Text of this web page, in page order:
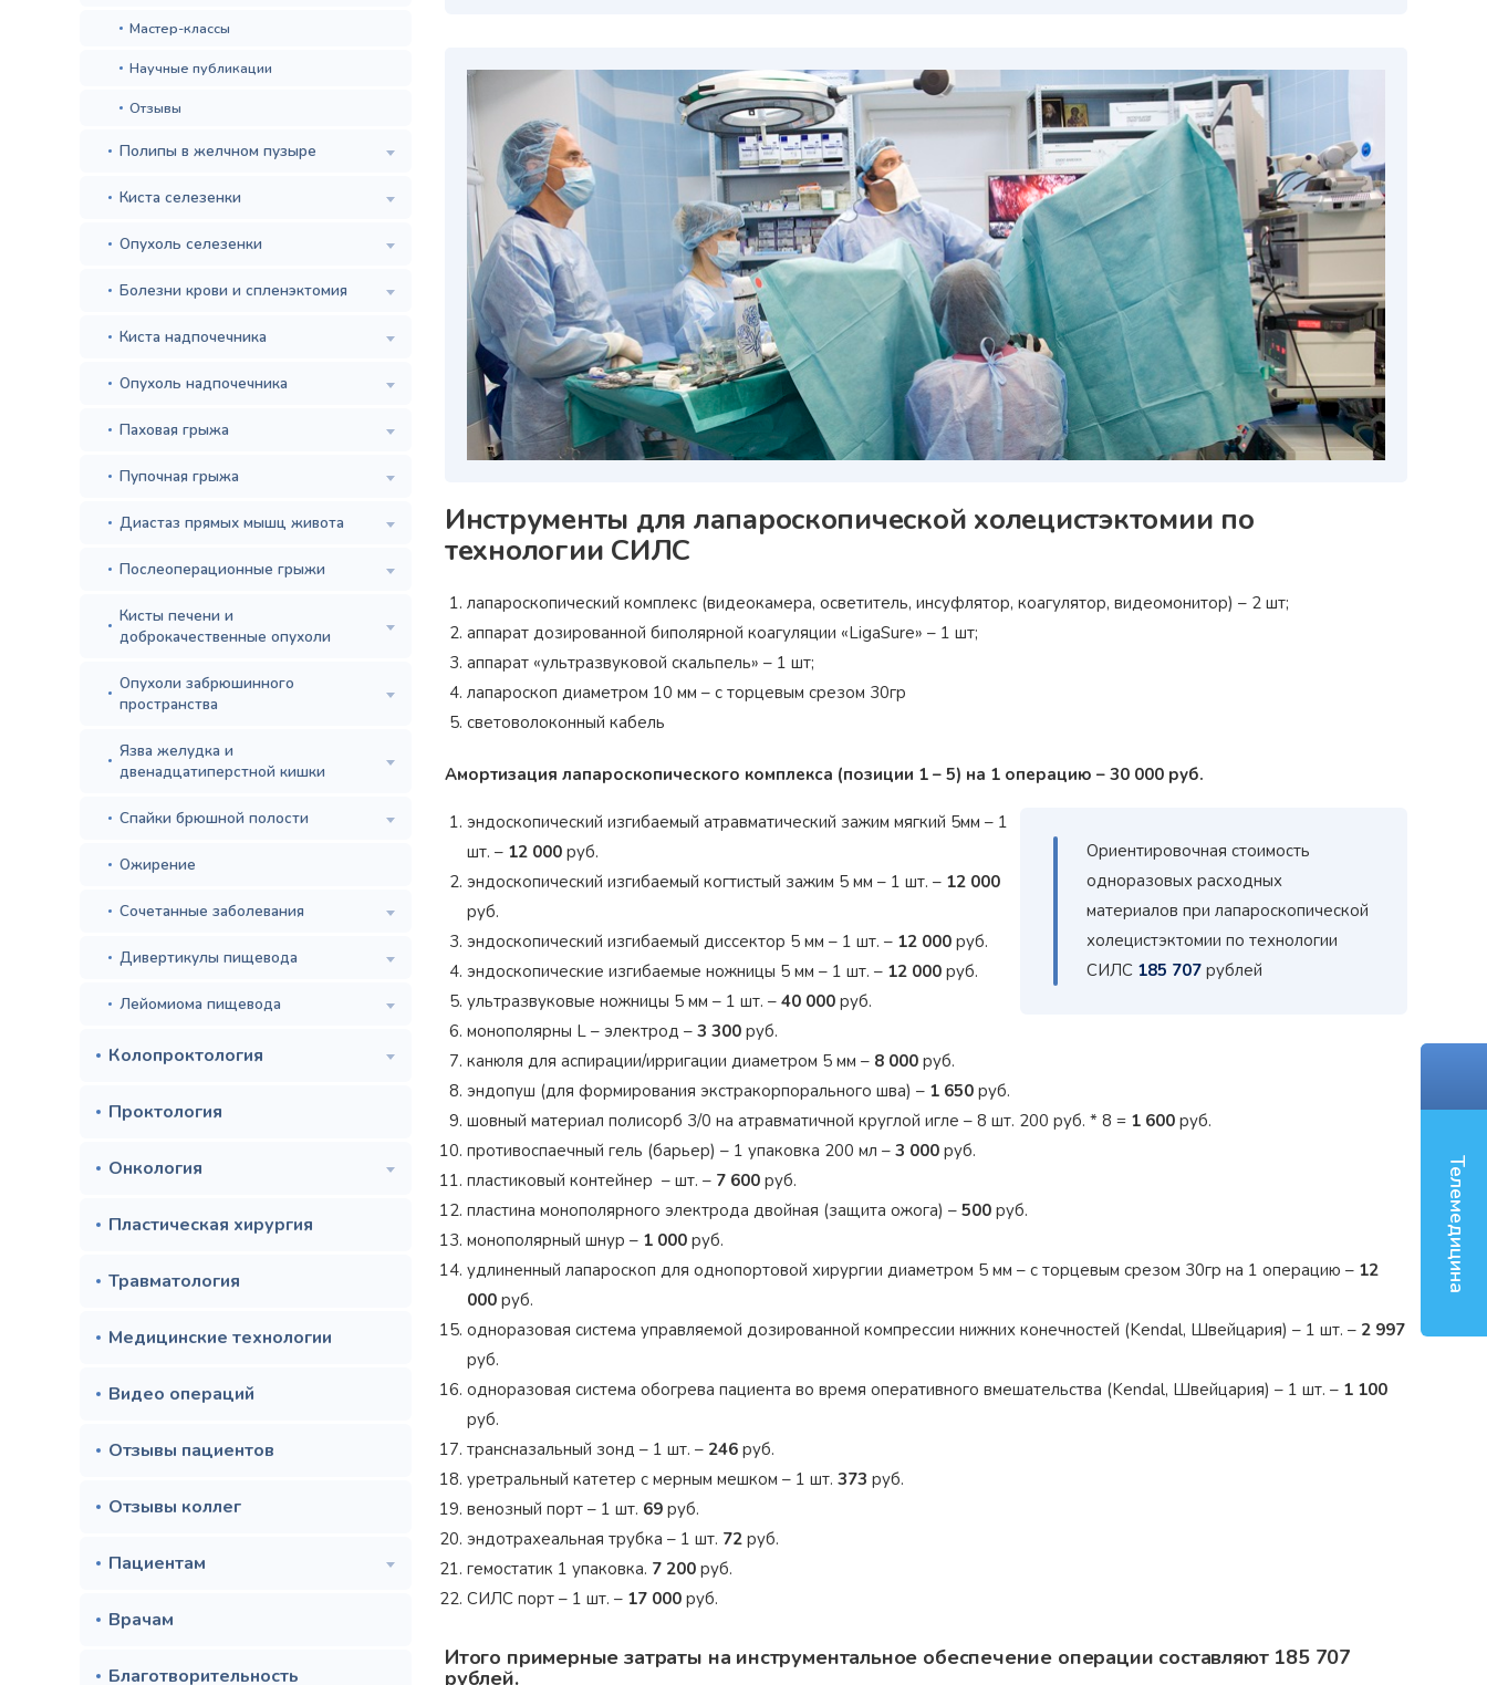
Мастер-классы
Научные публикации
Отзывы
Полипы в желчном пузыре
Киста селезенки
Опухоль селезенки
Болезни крови и спленэктомия
Киста надпочечника
Опухоль надпочечника
Паховая грыжа
Пупочная грыжа
Диастаз прямых мышц живота
Послеоперационные грыжи
Кисты печени и
доброкачественные опухоли
Опухоли забрюшинного
пространства
Язва желудка и
двенадцатиперстной кишки
Спайки брюшной полости
Ожирение
Сочетанные заболевания
Дивертикулы пищевода
Лейомиома пищевода
Колопроктология
Проктология
Онкология
Пластическая хирургия
Травматология
Медицинские технологии
Видео операций
Отзывы пациентов
Отзывы коллег
Пациентам
Врачам
Благотворительность
‹
Инструменты для лапароскопической холецистэктомии по
технологии СИЛС
лапароскопический комплекс (видеокамера, осветитель, инсуфлятор, коагулятор, видеомонитор) – 2 шт;
аппарат дозированной биполярной коагуляции «LigaSure» – 1 шт;
аппарат «ультразвуковой скальпель» – 1 шт;
лапароскоп диаметром 10 мм – с торцевым срезом 30гр
световолоконный кабель
Амортизация лапароскопического комплекса (позиции 1 – 5) на 1 операцию – 30 000 руб.
Ориентировочная стоимость
одноразовых расходных
материалов при лапароскопической
холецистэктомии по технологии
СИЛС 185 707 рублей
эндоскопический изгибаемый атравматический зажим мягкий 5мм – 1
шт. – 12 000 руб.
эндоскопический изгибаемый когтистый зажим 5 мм – 1 шт. – 12 000
руб.
эндоскопический изгибаемый диссектор 5 мм – 1 шт. – 12 000 руб.
эндоскопические изгибаемые ножницы 5 мм – 1 шт. – 12 000 руб.
ультразвуковые ножницы 5 мм – 1 шт. – 40 000 руб.
монополярны L – электрод – 3 300 руб.
канюля для аспирации/ирригации диаметром 5 мм – 8 000 руб.
эндопуш (для формирования экстракорпорального шва) – 1 650 руб.
шовный материал полисорб 3/0 на атравматичной круглой игле – 8 шт. 200 руб. * 8 = 1 600 руб.
противоспаечный гель (барьер) – 1 упаковка 200 мл – 3 000 руб.
пластиковый контейнер – шт. – 7 600 руб.
пластина монополярного электрода двойная (защита ожога) – 500 руб.
монополярный шнур – 1 000 руб.
удлиненный лапароскоп для однопортовой хирургии диаметром 5 мм – с торцевым срезом 30гр на 1 операцию – 12
000 руб.
одноразовая система управляемой дозированной компрессии нижних конечностей (Kendal, Швейцария) – 1 шт. – 2 997
руб.
одноразовая система обогрева пациента во время оперативного вмешательства (Kendal, Швейцария) – 1 шт. – 1 100
руб.
трансназальный зонд – 1 шт. – 246 руб.
уретральный катетер с мерным мешком – 1 шт. 373 руб.
венозный порт – 1 шт. 69 руб.
эндотрахеальная трубка – 1 шт. 72 руб.
гемостатик 1 упаковка. 7 200 руб.
СИЛС порт – 1 шт. – 17 000 руб.
Итого примерные затраты на инструментальное обеспечение операции составляют 185 707
рублей.
Телемедицина